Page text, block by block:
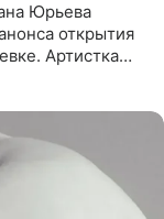
Юрьева
открытия
Артистка